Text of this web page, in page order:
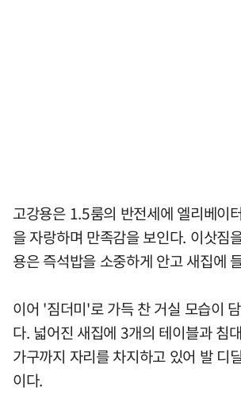
고강용은 1.5룸의 반전세에 엘리베이
을 자랑하며 만족감을 보인다. 이삿짐
용은 즉석밥을 소중하게 안고 새집에
이어 '짐더미'로 가득 찬 거실 모습이
다. 넓어진 새집에 3개의 테이블과 침
가구까지 자리를 차지하고 있어 발 디
이다.